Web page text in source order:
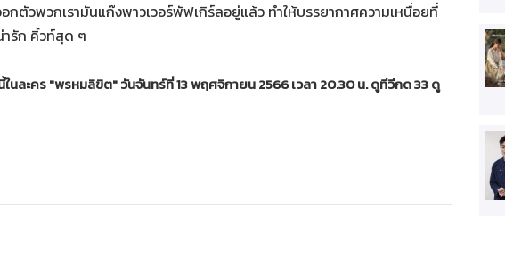
ตัวพวกเรามันแก๊งพาวเวอร์พัฟเกิร์ลอยู่แล้ว ทำให้บรรยากาศความเหนื่อยที่
ารัก คิ้วท์สุด ๆ
ละคร "พรหมลิขิต" วันจันทร์ที่ 13 พฤศจิกายน 2566 เวลา 20.30 น. ดูทีวีกด 33 ดู